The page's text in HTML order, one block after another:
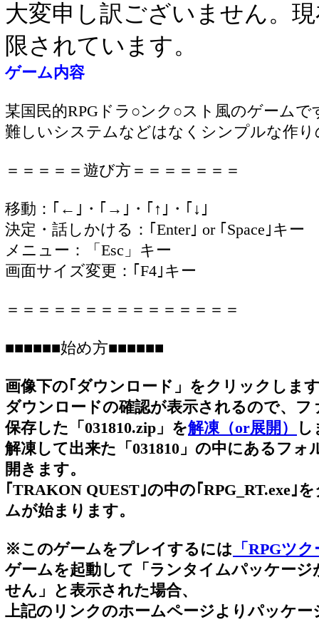
大変申し訳ございません。
限されています。
ゲーム内容
某国民的RPGドラ○ンク○スト風のゲームで
難しいシステムなどはなくシンプルな作り
＝＝＝＝＝遊び方＝＝＝＝＝＝＝
移動：｢←｣・｢→｣・｢↑｣・｢↓｣
決定・話しかける：｢Enter｣ or ｢Space｣キー
メニュー：「Esc」キー
画面サイズ変更：｢F4｣キー
＝＝＝＝＝＝＝＝＝＝＝＝＝＝＝
■■■■■■始め方■■■■■■
画像下の｢ダウンロード」をクリックしま
ダウンロードの確認が表示されるので、
保存した「031810.zip」を解凍（or展開）
し
解凍して出来た「031810」の中にあるフ
開きます。
｢TRAKON QUEST｣の中の｢RPG_RT.exe｣
ムが始まります。
※このゲームをプレイするには 「RPGツ
ゲームを起動して「ランタイムパッケー
せん」と表示された場合、
上記のリンクのホームページよりパッケ